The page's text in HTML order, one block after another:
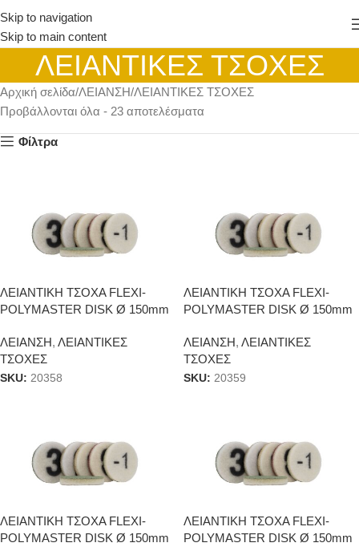
Skip to navigation
Skip to main content
ΛΕΙΑΝΤΙΚΕΣ ΤΣΟΧΕΣ
Αρχική σελίδα ΛΕΙΑΝΣΗ ΛΕΙΑΝΤΙΚΕΣ ΤΣΟΧΕΣ
Προβάλλονται όλα - 23 αποτελέσματα
Φίλτρα
ΛΕΙΑΝΤΙΚH ΤΣΟΧΑ FLEXI-
POLYMASTER DISK Ø 150mm
ΛΕΙΑΝΣΗ, ΛΕΙΑΝΤΙΚΕΣ
ΤΣΟΧΕΣ
SKU: 20358
ΛΕΙΑΝΤΙΚH ΤΣΟΧΑ FLEXI-
POLYMASTER DISK Ø 150mm
ΛΕΙΑΝΣΗ, ΛΕΙΑΝΤΙΚΕΣ
ΤΣΟΧΕΣ
SKU: 20359
ΛΕΙΑΝΤΙΚH ΤΣΟΧΑ FLEXI-
POLYMASTER DISK Ø 150mm
ΛΕΙΑΝΤΙΚH ΤΣΟΧΑ FLEXI-
POLYMASTER DISK Ø 150mm